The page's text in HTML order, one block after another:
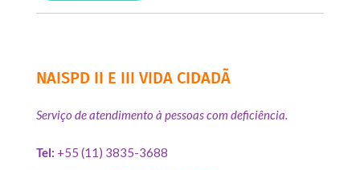
NAISPD II E III VIDA CIDADÃ
Serviço de atendimento à pessoas com deficiência.
Tel: +55 (11) 3835-3688